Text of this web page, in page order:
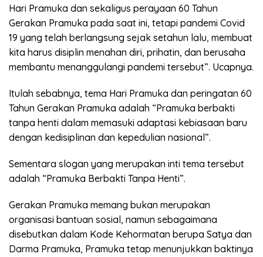
Hari Pramuka dan sekaligus perayaan 60 Tahun
Gerakan Pramuka pada saat ini, tetapi pandemi Covid
19 yang telah berlangsung sejak setahun lalu, membuat
kita harus disiplin menahan diri, prihatin, dan berusaha
membantu menanggulangi pandemi tersebut”. Ucapnya.
Itulah sebabnya, tema Hari Pramuka dan peringatan 60
Tahun Gerakan Pramuka adalah “Pramuka berbakti
tanpa henti dalam memasuki adaptasi kebiasaan baru
dengan kedisiplinan dan kepedulian nasional”.
Sementara slogan yang merupakan inti tema tersebut
adalah “Pramuka Berbakti Tanpa Henti”.
Gerakan Pramuka memang bukan merupakan
organisasi bantuan sosial, namun sebagaimana
disebutkan dalam Kode Kehormatan berupa Satya dan
Darma Pramuka, Pramuka tetap menunjukkan baktinya